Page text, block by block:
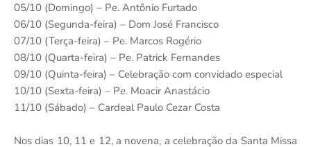
05/10 (Domingo) – Pe. Antônio Furtado
06/10 (Segunda-feira) – Dom José Francisco
07/10 (Terça-feira) – Pe. Marcos Rogério
08/10 (Quarta-feira) – Pe. Patrick Fernandes
09/10 (Quinta-feira) – Celebração com convidado especial
10/10 (Sexta-feira) – Pe. Moacir Anastácio
11/10 (Sábado) – Cardeal Paulo Cezar Costa
Nos dias 10, 11 e 12, a novena, a celebração da Santa Missa